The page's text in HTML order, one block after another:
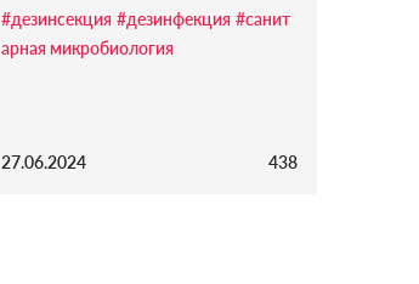
#дезинсекция #дезинфекция #санит
арная микробиология
27.06.2024 438